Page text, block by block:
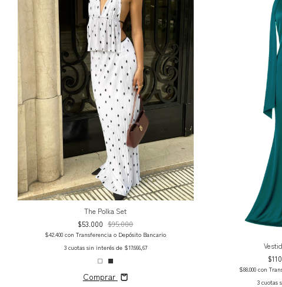
The Polka Set
$53.000 $95.000
$42.400con Transferencia o Depósito Bancario
3 cuotas sin interés de $17.666,67
Comprar
$88.000 con
3 cuotas